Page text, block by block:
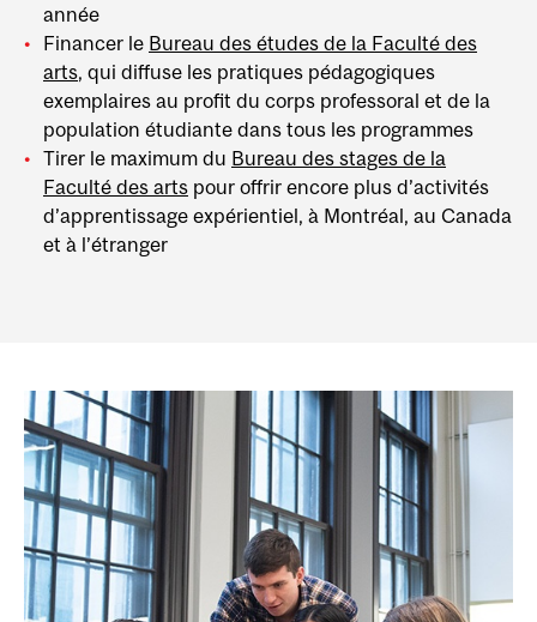
année
Financer le Bureau des études de la Faculté des
arts, qui diffuse les pratiques pédagogiques
exemplaires au profit du corps professoral et de la
population étudiante dans tous les programmes
Tirer le maximum du Bureau des stages de la
Faculté des arts pour offrir encore plus d’activités
d’apprentissage expérientiel, à Montréal, au Canada
et à l’étranger